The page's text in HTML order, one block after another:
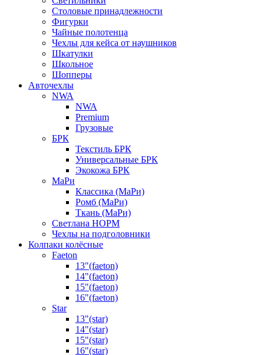
Столовые принадлежности
Фигурки
Чайные полотенца
Чехлы для кейса от наушников
Шкатулки
Школьное
Шопперы
Авточехлы
NWA
NWA
Premium
Грузовые
БРК
Текстиль БРК
Универсальные БРК
Экокожа БРК
МаРи
Классика (МаРи)
Ромб (МаРи)
Ткань (МаРи)
Светлана НОРМ
Чехлы на подголовники
Колпаки колёсные
Faeton
13"(faeton)
14"(faeton)
15"(faeton)
16"(faeton)
Star
13"(star)
14"(star)
15"(star)
16"(star)